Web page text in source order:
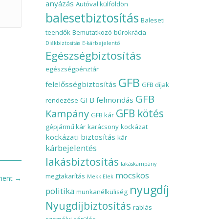
→
anyázás Autóval külföldön
balesetbiztosítás Baleseti
teendők Bemutatkozó bürokrácia
Diákbiztosítás E-kárbejelentő
Egészségbiztosítás
egészségpénztár
felelősségbiztosítás GFB GFB díjak
rendezése GFB felmondás GFB
Kampány GFB kár GFB kötés
gépjármű kár karácsony kockázat
kockázati biztosítás kár
kárbejelentés
lakásbiztosítás lakáskampány
megtakarítás Mekk Elek mocskos
politika munkanélküliség nyugdíj
Nyugdíjbiztosítás rablás